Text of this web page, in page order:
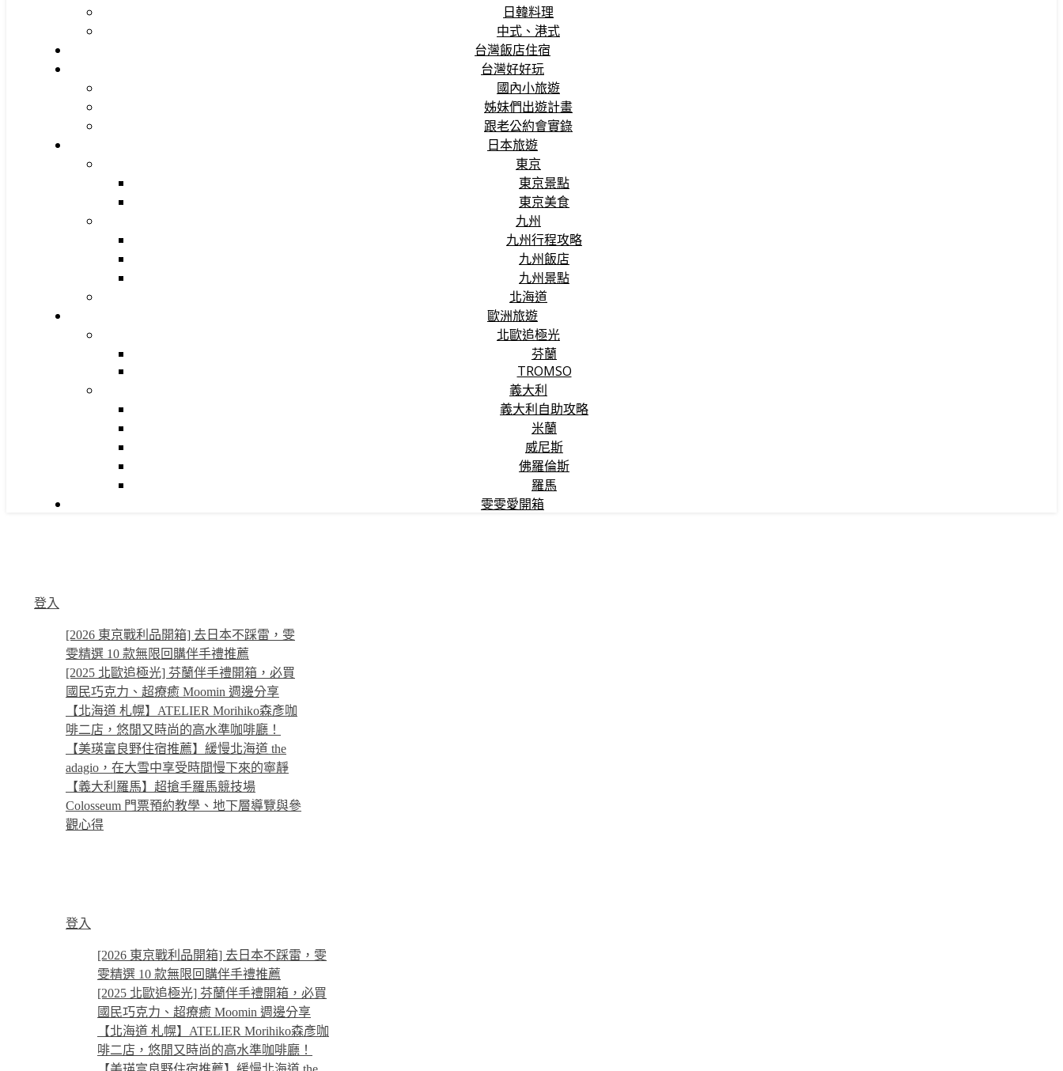
日韓料理
中式、港式
台灣飯店住宿
台灣好好玩
國內小旅遊
姊妹們出遊計畫
跟老公約會實錄
日本旅遊
東京
東京景點
東京美食
九州
九州行程攻略
九州飯店
九州景點
北海道
歐洲旅遊
北歐追極光
芬蘭
TROMSO
義大利
義大利自助攻略
米蘭
威尼斯
佛羅倫斯
羅馬
雯雯愛開箱
登入
[2026 東京戰利品開箱] 去日本不踩雷，雯
雯精選 10 款無限回購伴手禮推薦
[2025 北歐追極光] 芬蘭伴手禮開箱，必買
國民巧克力、超療癒 Moomin 週邊分享
【北海道 札幌】ATELIER Morihiko森彥咖
啡二店，悠閒又時尚的高水準咖啡廳！
【美瑛富良野住宿推薦】緩慢北海道 the
adagio，在大雪中享受時間慢下來的寧靜
【義大利羅馬】超搶手羅馬競技場
Colosseum 門票預約教學、地下層導覽與參
觀心得
登入
[2026 東京戰利品開箱] 去日本不踩雷，雯
雯精選 10 款無限回購伴手禮推薦
[2025 北歐追極光] 芬蘭伴手禮開箱，必買
國民巧克力、超療癒 Moomin 週邊分享
【北海道 札幌】ATELIER Morihiko森彥咖
啡二店，悠閒又時尚的高水準咖啡廳！